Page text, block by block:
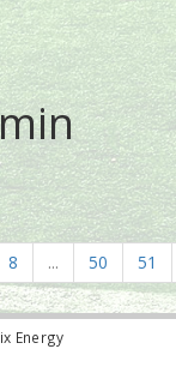
8 ... 50 51
Energy